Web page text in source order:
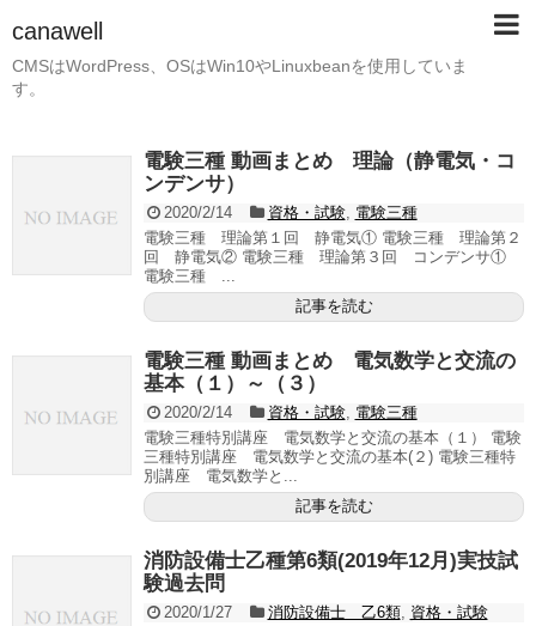
canawell
CMSはWordPress、OSはWin10やLinuxbeanを使用していま
す。
電験三種 動画まとめ 理論（静電気・コ
ンデンサ）
2020/2/14 資格・試験, 電験三種
電験三種 理論第１回 静電気① 電験三種 理論第２
回 静電気② 電験三種 理論第３回 コンデンサ①
電験三種 ...
記事を読む
電験三種 動画まとめ 電気数学と交流の
基本（１）～（３）
2020/2/14 資格・試験, 電験三種
電験三種特別講座 電気数学と交流の基本（１） 電験
三種特別講座 電気数学と交流の基本(２) 電験三種特
別講座 電気数学と...
記事を読む
消防設備士乙種第6類(2019年12月)実技試
験過去問
2020/1/27 消防設備士 乙6類, 資格・試験